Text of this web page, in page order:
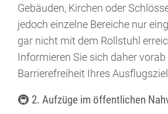
Gebäuden, Kirchen oder
jedoch einzelne Bereiche nur
gar nicht mit dem Rollstuhl
Informieren Sie sich daher vorab
Barrierefreiheit Ihres
🚇 2. Aufzüge im öffentlichen